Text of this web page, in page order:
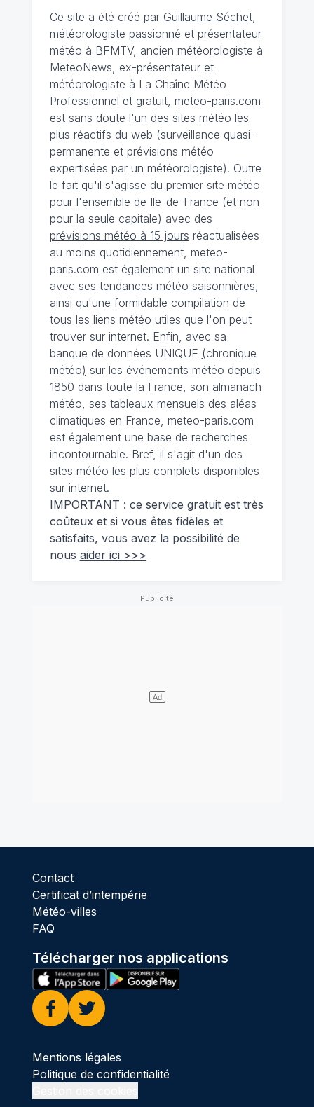
Ce site a été créé par Guillaume Séchet,
météorologiste passionné et présentateur
météo à BFMTV, ancien météorologiste à
MeteoNews, ex-présentateur et
météorologiste à La Chaîne Météo
Professionnel et gratuit, meteo-paris.com
est sans doute l'un des sites météo les
plus réactifs du web (surveillance quasi-
permanente et prévisions météo
expertisées par un météorologiste). Outre
le fait qu'il s'agisse du premier site météo
pour l'ensemble de Ile-de-France (et non
pour la seule capitale) avec des
prévisions météo à 15 jours réactualisées
au moins quotidiennement, meteo-
paris.com est également un site national
avec ses tendances météo saisonnières
ainsi qu'une formidable compilation de
tous les liens météo utiles que l'on peut
trouver sur internet. Enfin, avec sa
banque de données UNIQUE (chronique
météo) sur les événements météo depuis
1850 dans toute la France, son almanach
météo, ses tableaux mensuels des aléas
climatiques en France, meteo-paris.com
est également une base de recherches
incontournable. Bref, il s'agit d'un des
sites météo les plus complets disponibles
sur internet.
IMPORTANT : ce service gratuit est très
coûteux et si vous êtes fidèles et
satisfaits, vous avez la possibilité de
nous aider ici >>>
Contact
Certificat d’intempérie
Météo-villes
FAQ
Télécharger nos applications
Facebook
Twitter
Mentions légales
Politique de confidentialité